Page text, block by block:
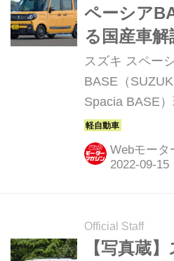
ペーシア
る国産車解
モデル】
スズキ スペー
BASE（
Spacia BASE
2018年12月20
円〜192万2800
Webモータ
Official Staff
【写真蔵